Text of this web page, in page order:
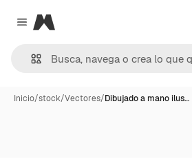
Close menu
Magnific
Inicio/stock/Vectores/Dibujado a mano ilus…